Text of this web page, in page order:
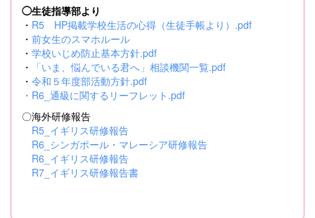
◯生徒指導部より
・ R5 HP掲載学校生活の心得（生徒手帳より）.pdf
・ 前女生のスマホルール
・ 学校いじめ防止基本方針.pdf
・
「いま、悩んでいる君へ」相談機関一覧.pdf
・ 令和５年度部活動方針.pdf
・ R6_通級に関するリーフレット.pdf
〇海外研修報告
R5_イギリス研修報告
R6_シンガポール・マレーシア研修報告
R6_イギリス研修報告
R7_イギリス研修報告書